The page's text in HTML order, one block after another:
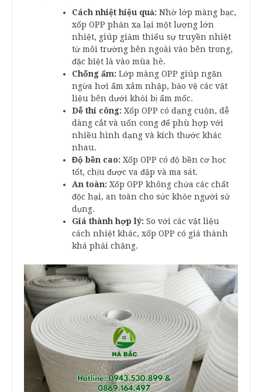
Cách nhiệt hiệu quả: Nhờ lớp màng bạc,
xốp OPP phản xạ lại một lượng lớn
nhiệt, giúp giảm thiểu sự truyền nhiệt
từ môi trường bên ngoài vào bên trong,
đặc biệt là vào mùa hè.
Chống ẩm: Lớp màng OPP giúp ngăn
ngừa hơi ẩm xâm nhập, bảo vệ các vật
liệu bên dưới khỏi bị ẩm mốc.
Dễ thi công: Xốp OPP có dạng cuộn, dễ
dàng cắt và uốn cong để phù hợp với
nhiều hình dạng và kích thước khác
nhau.
Độ bền cao: Xốp OPP có độ bền cơ học
tốt, chịu được va đập và ma sát.
An toàn: Xốp OPP không chứa các chất
độc hại, an toàn cho sức khỏe người sử
dụng.
Giá thành hợp lý: So với các vật liệu
cách nhiệt khác, xốp OPP có giá thành
khá phải chăng.